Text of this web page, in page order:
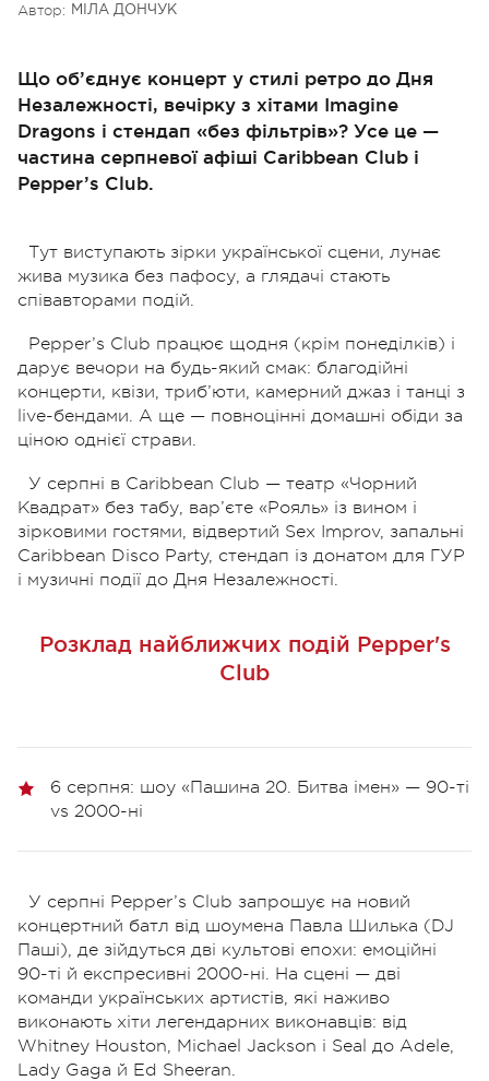
Автор: МІЛА ДОНЧУК
Що об’єднує концерт у стилі ретро до Дня
Незалежності, вечірку з хітами Imagine
Dragons і стендап «без фільтрів»? Усе це —
частина серпневої афіші Caribbean Club і
Pepper’s Club.
Тут виступають зірки української сцени, лунає
жива музика без пафосу, а глядачі стають
співавторами подій.
Pepper’s Club працює щодня (крім понеділків) і
дарує вечори на будь-який смак: благодійні
концерти, квізи, триб’юти, камерний джаз і танці з
live-бендами. А ще — повноцінні домашні обіди за
ціною однієї страви.
У серпні в Caribbean Club — театр «Чорний
Квадрат» без табу, вар’єте «Рояль» із вином і
зірковими гостями, відвертий Sex Improv, запальні
Caribbean Disco Party, стендап із донатом для ГУР
і музичні події до Дня Незалежності.
Розклад найближчих подій Pepper's
Club
6 серпня: шоу «Пашина 20. Битва імен» — 90-ті
vs 2000-ні
У серпні Pepper’s Club запрошує на новий
концертний батл від шоумена Павла Шилька (DJ
Паші), де зійдуться дві культові епохи: емоційні
90-ті й експресивні 2000-ні. На сцені — дві
команди українських артистів, які наживо
виконають хіти легендарних виконавців: від
Whitney Houston, Michael Jackson і Seal до Adele,
Lady Gaga й Ed Sheeran.